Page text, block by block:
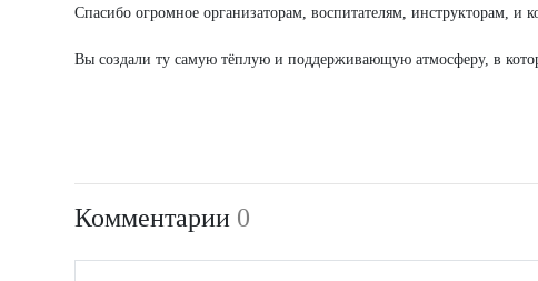
Спасибо огромное организаторам, воспитателям,
Вы создали ту самую тёплую и поддерживающую атмосферу, в
Комментарии 0